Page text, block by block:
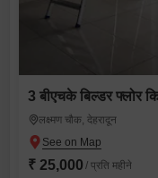
3 बीएचके बिल्डर फ्लोर
लक्ष्मण चौक, देहरादून
₹ 25,000 / प्रति महीने